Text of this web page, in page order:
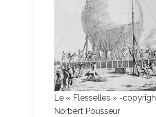
Le « Flesselles » -
Norbert Pousseur